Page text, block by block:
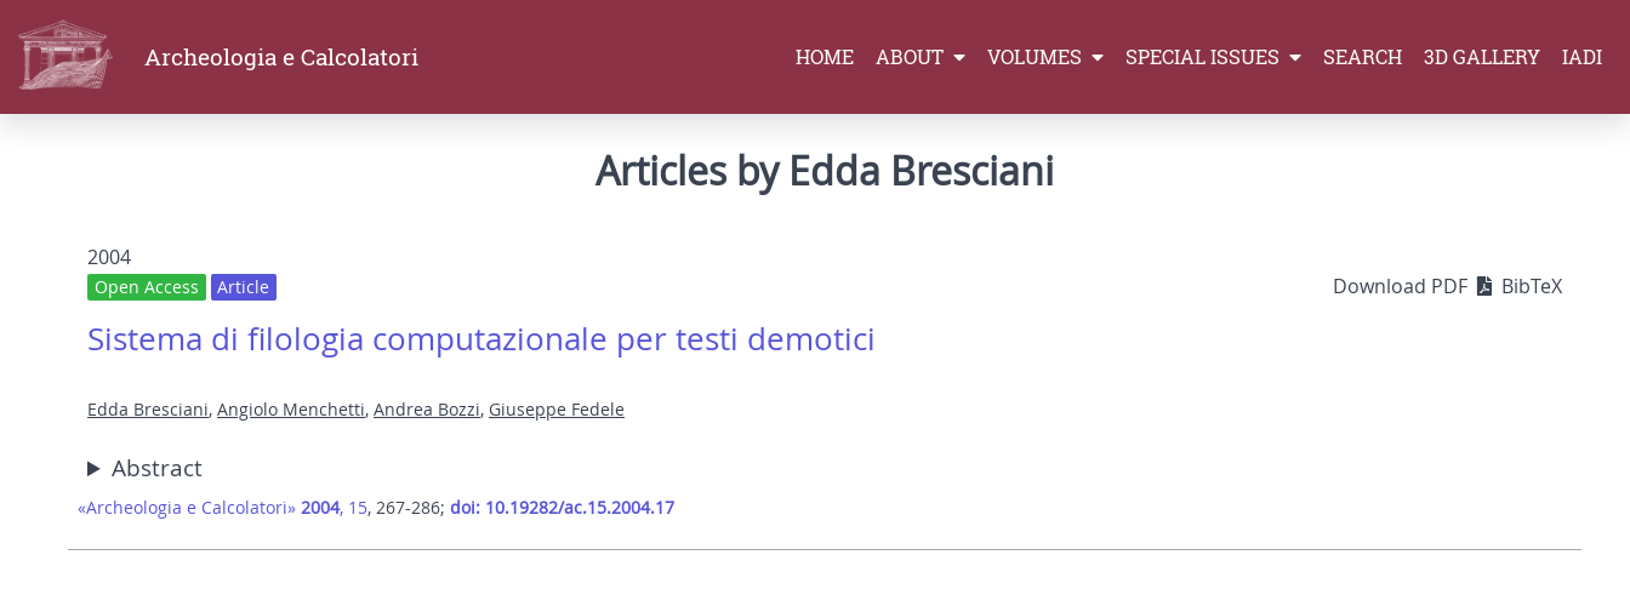
Archeologia e Calcolatori HOME ABOUT VOLUMES SPECIAL ISSUES SEARCH 3D GALLERY IADI
Articles by Edda Bresciani
2004
Open Access Article Download PDF BibTeX
Sistema di filologia computazionale per testi demotici
Edda Bresciani, Angiolo Menchetti, Andrea Bozzi, Giuseppe Fedele
Abstract
«Archeologia e Calcolatori» 2004, 15, 267-286; doi: 10.19282/ac.15.2004.17